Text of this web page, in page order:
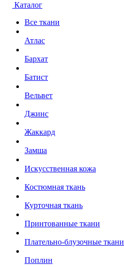
Каталог
Все ткани
Атлас
Бархат
Батист
Вельвет
Джинс
Жаккард
Замша
Искусственная кожа
Костюмная ткань
Курточная ткань
Принтованные ткани
Плательно-блузочные ткани
Поплин